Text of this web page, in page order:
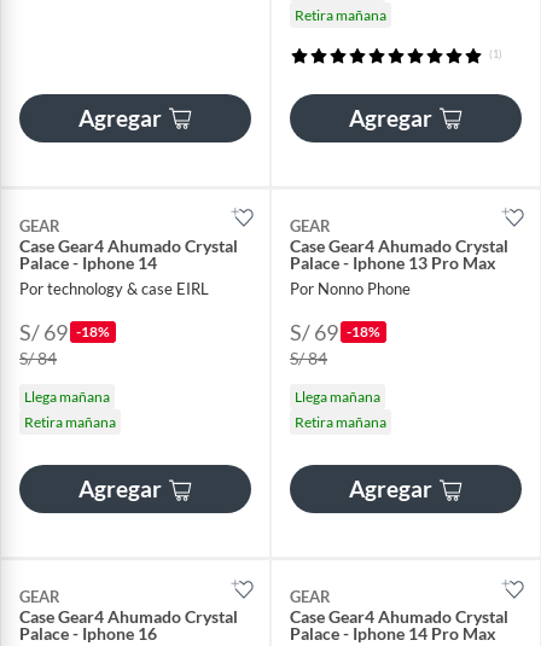
Agregar
Retira mañana
(1)
Agregar
GEAR
Case Gear4 Ahumado Crystal
Palace - Iphone 14
Por technology & case EIRL
S/ 69 -18%
S/ 84
Llega mañana
Retira mañana
Agregar
GEAR
Case Gear4 Ahumado Crystal
Palace - Iphone 13 Pro Max
Por Nonno Phone
S/ 69 -18%
S/ 84
Llega mañana
Retira mañana
Agregar
GEAR
Case Gear4 Ahumado Crystal
Palace - Iphone 16
GEAR
Case Gear4 Ahumado Crystal
Palace - Iphone 14 Pro Max